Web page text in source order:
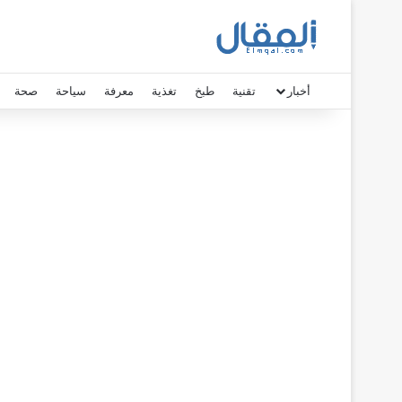
أخبار تقنية طبخ تغذية معرفة سياحة صحة